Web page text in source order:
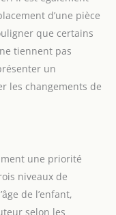
une longue
produit et
les enfants
le
d’une pièce
que certains
tiennent pas
un
les changements de
une priorité
niveaux de
de l’enfant,
selon les